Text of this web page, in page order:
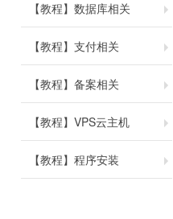
【教程】数据库相关
【教程】支付相关
【教程】备案相关
【教程】VPS云主机
【教程】程序安装